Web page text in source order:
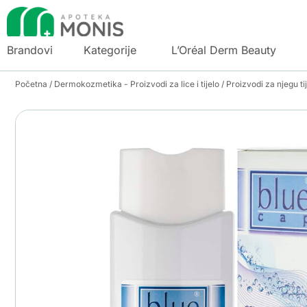
Brandovi Kategorije L’Oréal Derm Beauty
Početna / Dermokozmetika - Proizvodi za lice i tijelo / Proizvodi za njegu